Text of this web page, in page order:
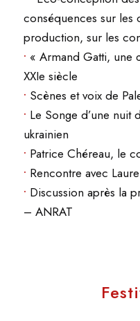
conséquences sur les
production, sur les
• « Armand Gatti, une
XXIe siècle
• Scènes et voix de
• Le Songe d’une
ukrainien
• Patrice Chéreau, le
• Rencontre avec
• Discussion après la
– ANRAT